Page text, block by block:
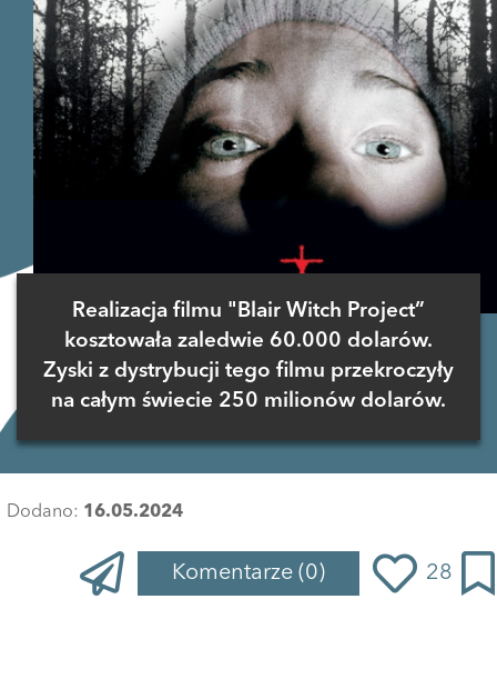
Realizacja filmu "Blair Witch Project”
kosztowała zaledwie 60.000 dolarów.
Zyski z dystrybucji tego filmu przekroczyły
na całym świecie 250 milionów dolarów.
Dodano: 16.05.2024
Komentarze (0) 28